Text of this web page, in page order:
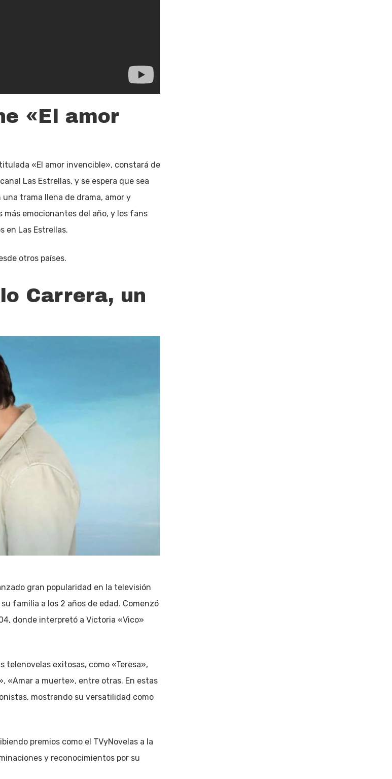
«El amor
«El amor invencible», constará de
Las Estrellas, y se espera que sea
una trama llena de drama, amor y
emocionantes del año, y los fans
en Las Estrellas.
otros países.
Carrera, un
gran popularidad en la televisión
familia a los 2 años de edad. Comenzó
donde interpretó a Victoria «Vico»
telenovelas exitosas, como «Teresa»,
«Amar a muerte», entre otras. En estas
mostrando su versatilidad como
premios como el TVyNovelas a la
y reconocimientos por su